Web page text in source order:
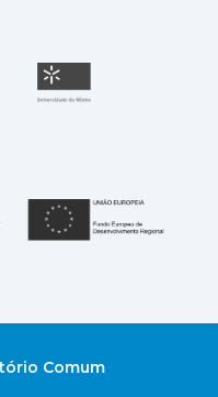
Fundação para a
República Portuguesa
Comum